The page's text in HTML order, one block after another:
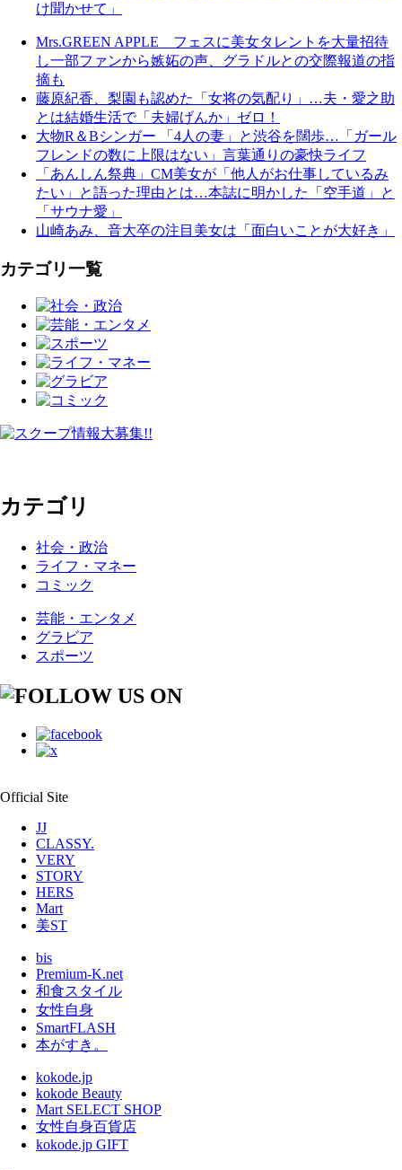
け聞かせて」
Mrs.GREEN APPLE フェスに美女タレントを大量招待
し一部ファンから嫉妬の声、グラドルとの交際報道の指
摘も
藤原紀香、梨園も認めた「女将の気配り」…夫・愛之助
とは結婚生活で「夫婦げんか」ゼロ！
大物R＆Bシンガー 「4人の妻」と渋谷を闊歩…「ガール
フレンドの数に上限はない」言葉通りの豪快ライフ
「あんしん祭典」CM美女が「他人がお仕事しているみ
たい」と語った理由とは…本誌に明かした「空手道」と
「サウナ愛」
山崎あみ、音大卒の注目美女は「面白いことが大好き」
カテゴリ一覧
カテゴリ
社会・政治
ライフ・マネー
コミック
芸能・エンタメ
グラビア
スポーツ
Official Site
JJ
CLASSY.
VERY
STORY
HERS
Mart
美ST
bis
Premium-K.net
和食スタイル
女性自身
SmartFLASH
本がすき。
kokode.jp
kokode Beauty
Mart SELECT SHOP
女性自身百貨店
kokode.jp GIFT